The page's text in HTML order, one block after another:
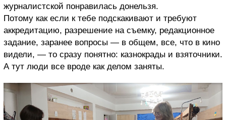
журналистской понравилась донельзя.
Потому как если к тебе подскакивают и требуют
аккредитацию, разрешение на съемку, редакционное
задание, заранее вопросы — в общем, все, что в кино
видели, — то сразу понятно: казнокрады и взяточники.
А тут люди все вроде как делом заняты.